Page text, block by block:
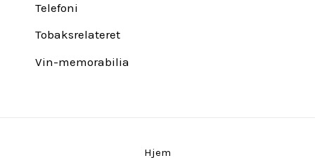
Telefoni
Tobaksrelateret
Vin-memorabilia
Hjem